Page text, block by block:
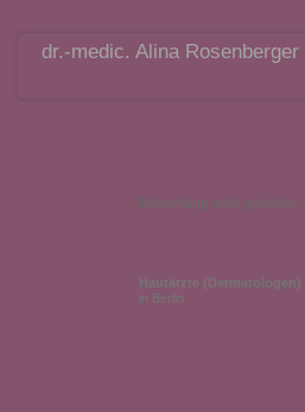
dr.-medic. Alina Rosenberger
Bewertung wird geladen…
Hautärzte (Dermatologen)
in Berlin